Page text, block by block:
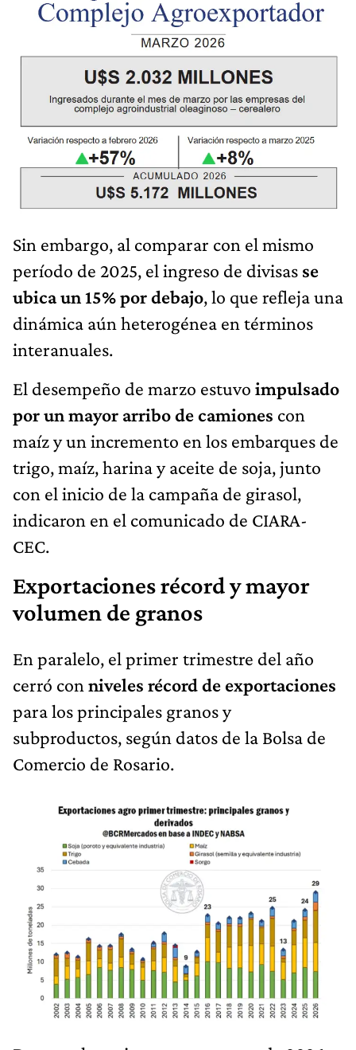
Sin embargo, al comparar con el mismo
período de 2025, el ingreso de divisas se
ubica un 15% por debajo, lo que refleja una
dinámica aún heterogénea en términos
interanuales.
El desempeño de marzo estuvo impulsado
por un mayor arribo de camiones con
maíz y un incremento en los embarques de
trigo, maíz, harina y aceite de soja, junto
con el inicio de la campaña de girasol,
indicaron en el comunicado de CIARA-
CEC.
Exportaciones récord y mayor
volumen de granos
En paralelo, el primer trimestre del año
cerró con niveles récord de exportaciones
para los principales granos y
subproductos, según datos de la Bolsa de
Comercio de Rosario.